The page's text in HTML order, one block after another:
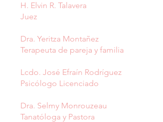
H. Elvin R. Talavera
Juez
Dra. Yeritza Montañez
Terapeuta de pareja y familia
Lcdo. José Efraín Rodríguez
Psicólogo Licenciado
Dra. Selmy Monrouzeau
Tanatóloga y Pastora